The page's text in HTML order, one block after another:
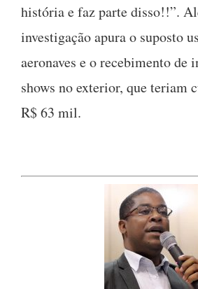
história e faz parte disso!!”.
investigação apura o suposto
aeronaves e o recebimento de
shows no exterior, que teriam
R$ 63 mil.